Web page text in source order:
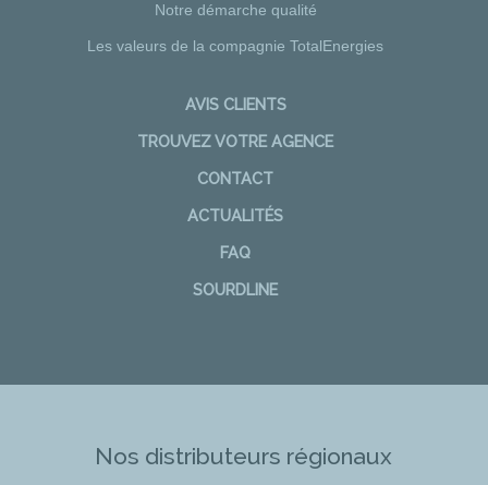
Notre démarche qualité
Les valeurs de la compagnie TotalEnergies
AVIS CLIENTS
TROUVEZ VOTRE AGENCE
CONTACT
ACTUALITÉS
FAQ
SOURDLINE
Nos distributeurs régionaux